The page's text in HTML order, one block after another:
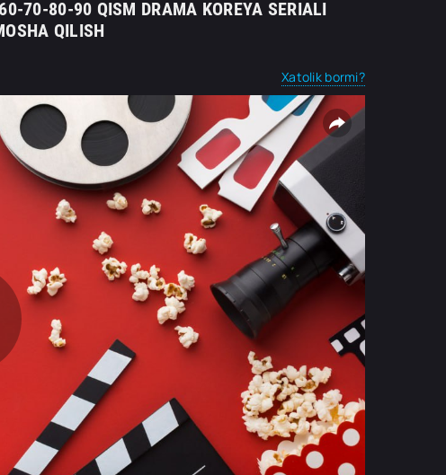
70-80-90 QISM DRAMA KOREYA SERIALI
QILISH
Xatolik bormi?